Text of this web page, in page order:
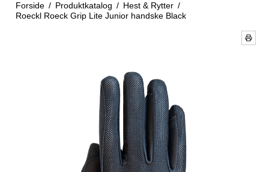
Forside / Produktkatalog / Hest & Rytter /
Roeckl Roeck Grip Lite Junior handske Black